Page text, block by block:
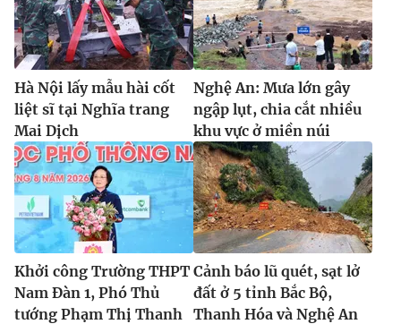
Hà Nội lấy mẫu hài cốt
liệt sĩ tại Nghĩa trang
Mai Dịch
Nghệ An: Mưa lớn gây
ngập lụt, chia cắt nhiều
khu vực ở miền núi
Khởi công Trường THPT
Nam Đàn 1, Phó Thủ
tướng Phạm Thị Thanh
Cảnh báo lũ quét, sạt lở
đất ở 5 tỉnh Bắc Bộ,
Thanh Hóa và Nghệ An